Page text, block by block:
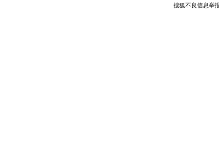
搜狐不良信息举